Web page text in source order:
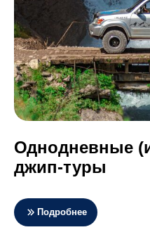
Однодневные
джип-туры
Подробнее